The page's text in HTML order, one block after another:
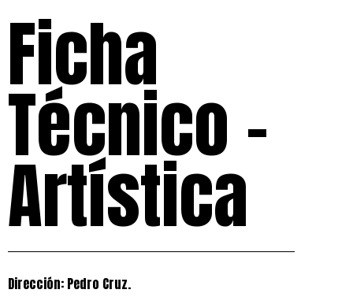
Ficha
Técnico –
Artística
Dirección: Pedro Cruz.